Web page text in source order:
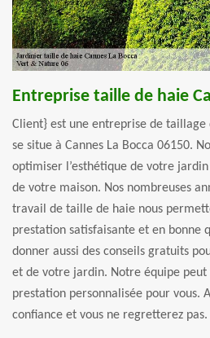
Entreprise taille de haie
Client} est une entreprise de
se situe à Cannes La Bocca 06150.
optimiser l’esthétique de votre
de votre maison. Nos nombreuses
travail de taille de haie nous
prestation satisfaisante et en bonne
donner aussi des conseils gratuits
et de votre jardin. Notre équipe peut
prestation personnalisée pour vous.
confiance et vous ne regretterez pas.